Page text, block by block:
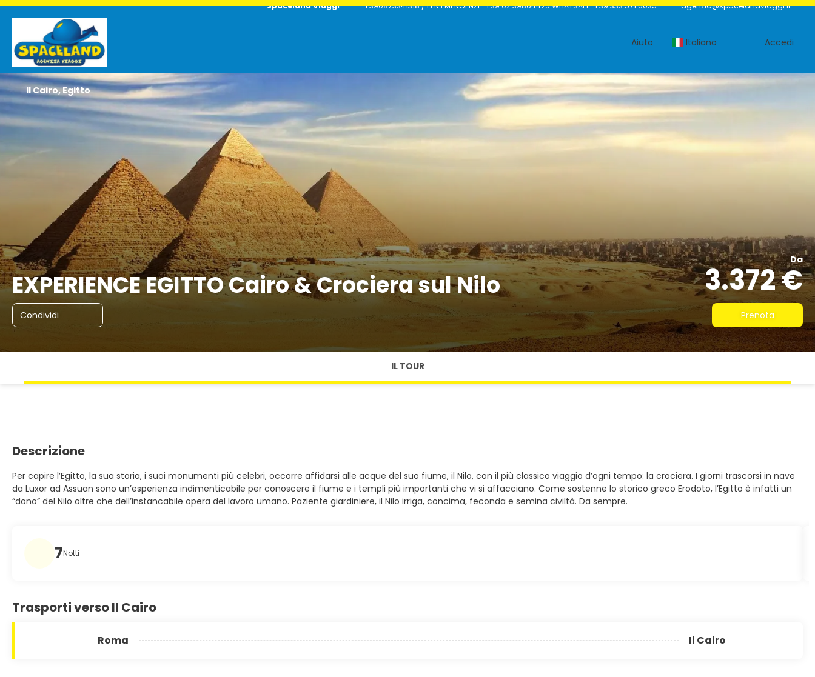
Spaceland Viaggi +390873341318 / PER EMERGENZE: +39 02 39864425 WHATSAPP: +39 333 571 6035 agenzia@spacelandviaggi.it
Aiuto Italiano Accedi
EXPERIENCE EGITTO Cairo & Crociera sul Nilo
Da
3.372 €
Condividi Prenota
Il Cairo, Egitto
IL TOUR
Descrizione
Per capire l’Egitto, la sua storia, i suoi monumenti più celebri, occorre affidarsi alle acque del suo fiume, il Nilo, con il più classico viaggio d’ogni tempo: la crociera. I giorni trascorsi in nave
da Luxor ad Assuan sono un’esperienza indimenticabile per conoscere il fiume e i templi più importanti che vi si affacciano. Come sostenne lo storico greco Erodoto, l’Egitto è infatti un
“dono” del Nilo oltre che dell’instancabile opera del lavoro umano. Paziente giardiniere, il Nilo irriga, concima, feconda e semina civiltà. Da sempre.
7Notti
Trasporti verso Il Cairo
Roma Il Cairo